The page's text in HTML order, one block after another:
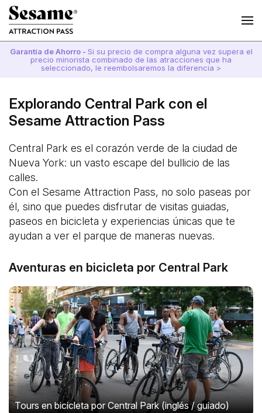
Garantía de Ahorro - Si su precio de compra alguna vez supera el
precio minorista combinado de las atracciones que ha
seleccionado, le reembolsaremos la diferencia >
Explorando Central Park con el
Sesame Attraction Pass
Central Park es el corazón verde de la ciudad de
Nueva York: un vasto escape del bullicio de las
calles.
Con el Sesame Attraction Pass, no solo paseas por
él, sino que puedes disfrutar de visitas guiadas,
paseos en bicicleta y experiencias únicas que te
ayudan a ver el parque de maneras nuevas.
Aventuras en bicicleta por Central Park
Tours en bicicleta por Central Park (inglés / guiado)